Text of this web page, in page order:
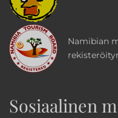
Namibian
Sosiaalinen